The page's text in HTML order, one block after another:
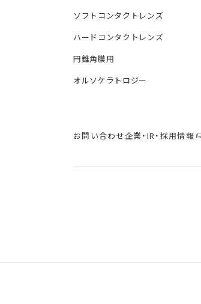
ソフトコンタクトレンズ
ハードコンタクトレンズ
円錐角膜用
オルソケラトロジー
お問い合わせ企業・IR・採用情報